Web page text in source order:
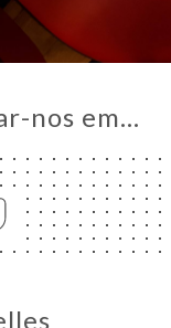
nos em…